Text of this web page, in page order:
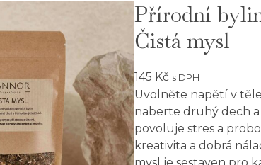
Přírodní
Čistá mysl
145 Kč s DPH
Uvolněte napětí v
naberte druhý dech
povoluje stres a
kreativita a dobrá